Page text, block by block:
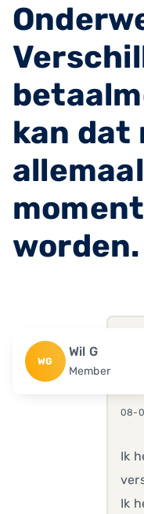
kan dat
worden.
WG
Wil G
Member
08-
Ik
Ik